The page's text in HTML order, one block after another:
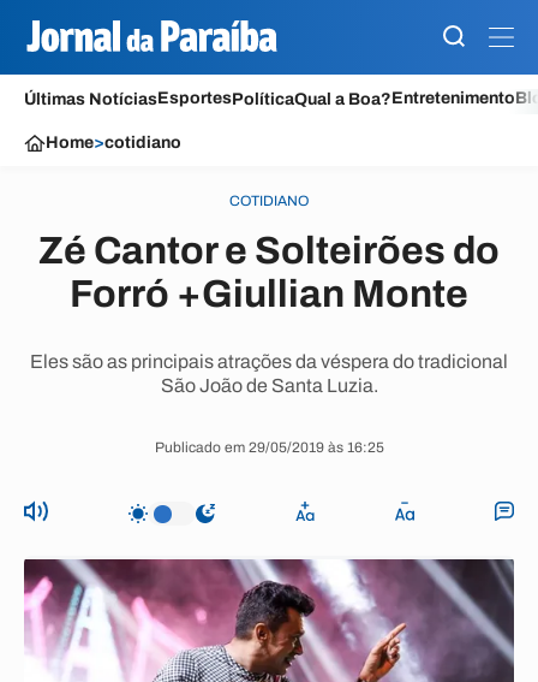
Últimas NotíciasEsportesPolíticaQual a Boa?Entretenimento
Home>cotidiano
COTIDIANO
Zé Cantor e Solteirões do
Forró +Giullian Monte
Eles são as principais atrações da véspera do tradicional
São João de Santa Luzia.
Publicado em 29/05/2019 às 16:25